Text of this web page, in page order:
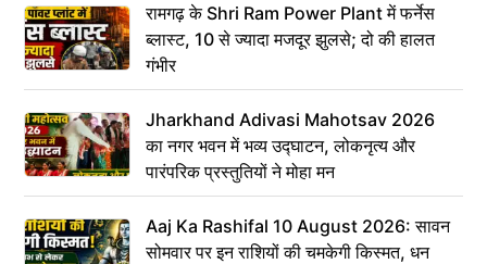
रामगढ़ के Shri Ram Power Plant में फर्नेस
ब्लास्ट, 10 से ज्यादा मजदूर झुलसे; दो की हालत
गंभीर
Jharkhand Adivasi Mahotsav 2026
का नगर भवन में भव्य उद्घाटन, लोकनृत्य और
पारंपरिक प्रस्तुतियों ने मोहा मन
Aaj Ka Rashifal 10 August 2026: सावन
सोमवार पर इन राशियों की चमकेगी किस्मत, धन